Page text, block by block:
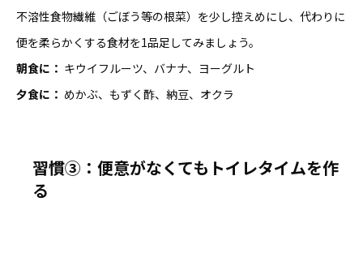
不溶性食物繊維（ごぼう等の根菜）を少し控えめにし、代わりに
便を柔らかくする食材を1品足してみましょう。
朝食に： キウイフルーツ、バナナ、ヨーグルト
夕食に： めかぶ、もずく酢、納豆、オクラ
習慣③：便意がなくてもトイレタイムを作
る